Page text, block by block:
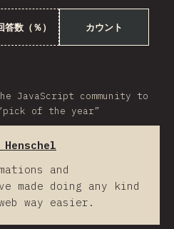
答数（％） カウント
JavaScript community to
of the year”
and
made doing any kind
way easier.